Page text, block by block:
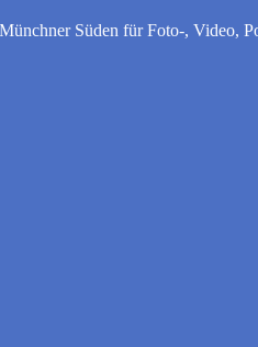
Süden für Foto-, Video,